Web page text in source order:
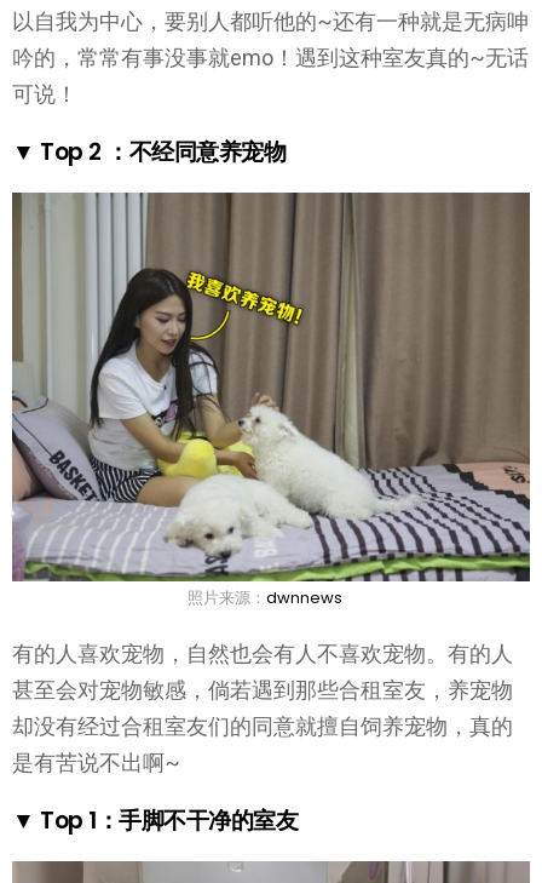
以自我为中心，要别人都听他的~还有一种就是无病呻
吟的，常常有事没事就emo！遇到这种室友真的~无话
可说！
▼ Top 2 ：不经同意养宠物
照片来源： dwnnews
有的人喜欢宠物，自然也会有人不喜欢宠物。有的人
甚至会对宠物敏感，倘若遇到那些合租室友，养宠物
却没有经过合租室友们的同意就擅自饲养宠物，真的
是有苦说不出啊~
▼ Top 1：手脚不干净的室友